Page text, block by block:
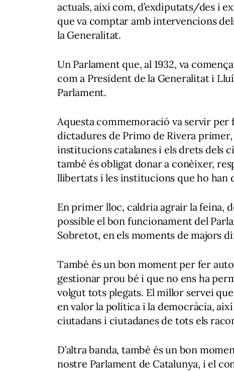
actuals, així com, d’exdiputats/des i
que va comptar amb intervencions
la Generalitat.
Un Parlament que, al 1932, va
com a President de la Generalitat i
Parlament.
Aquesta commemoració va servir per
dictadures de Primo de Rivera
institucions catalanes i els drets dels
també és obligat donar a conèixer,
llibertats i les institucions que ho han
En primer lloc, caldria agrair la feina,
possible el bon funcionament del
Sobretot, en els moments de majors
També és un bon moment per fer
gestionar prou bé i que no ens ha
volgut tots plegats. El millor servei
en valor la política i la democràcia,
ciutadans i ciutadanes de tots els
D’altra banda, també és un bon
nostre Parlament de Catalunya, i el